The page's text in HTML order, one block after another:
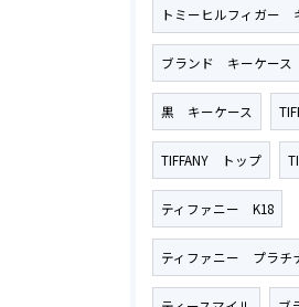
トミーヒルフィガー
ブランド キーケース
黒 キーケース
TIFFANY トップ
ティファニー K18
ティファニー プラチ